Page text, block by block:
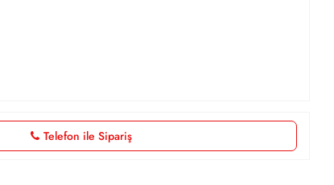
Telefon ile Sipariş